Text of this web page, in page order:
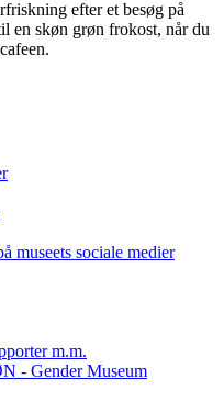
efter et besøg på
en skøn grøn frokost, når du
museets sociale medier
m.m.
- Gender Museum